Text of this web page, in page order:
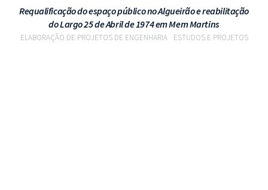
Requalificação do espaço público no Algueirão e reabilitação
do Largo 25 de Abril de 1974 em Mem Martins
ELABORAÇÃO DE PROJETOS DE ENGENHARIA ESTUDOS E PROJETOS